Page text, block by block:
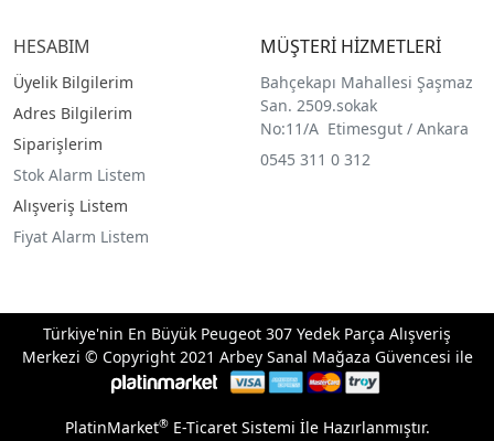
HESABIM
Üyelik Bilgilerim
Adres Bilgilerim
Siparişlerim
Stok Alarm Listem
Alışveriş Listem
Fiyat Alarm Listem
MÜŞTERİ HİZMETLERİ
Bahçekapı Mahallesi Şaşmaz
San. 2509.sokak
No:11/A Etimesgut / Ankara
0545 311 0 312
Türkiye'nin En Büyük Peugeot 307 Yedek Parça Alışveriş
Merkezi © Copyright 2021 Arbey Sanal Mağaza Güvencesi ile
PlatinMarket®E-Ticaret Sistemi İle Hazırlanmıştır.